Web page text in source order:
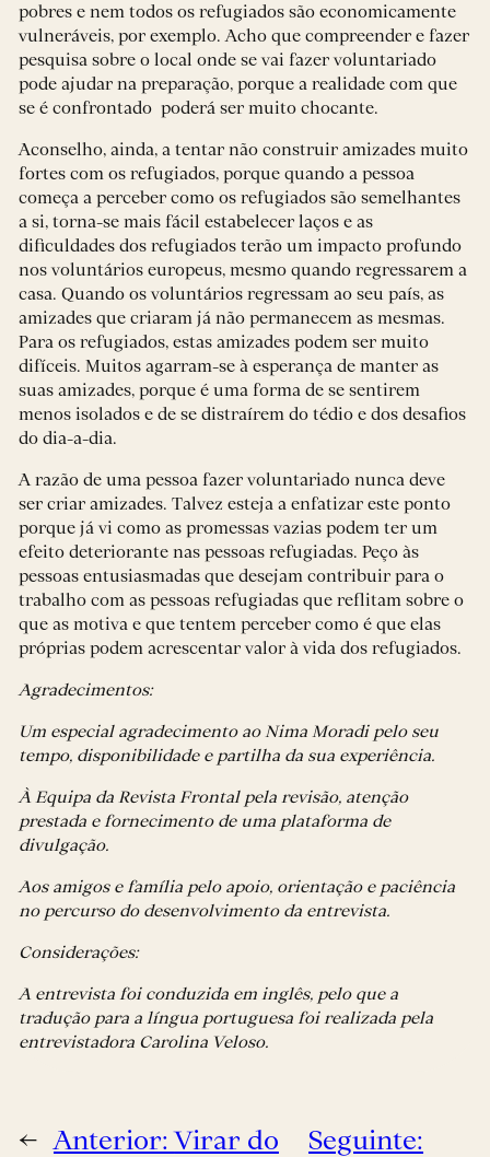
pobres e nem todos os refugiados são economicamente
vulneráveis, por exemplo. Acho que compreender e fazer
pesquisa sobre o local onde se vai fazer voluntariado
pode ajudar na preparação, porque a realidade com que
se é confrontado poderá ser muito chocante.
Aconselho, ainda, a tentar não construir amizades muito
fortes com os refugiados, porque quando a pessoa
começa a perceber como os refugiados são semelhantes
a si, torna-se mais fácil estabelecer laços e as
dificuldades dos refugiados terão um impacto profundo
nos voluntários europeus, mesmo quando regressarem a
casa. Quando os voluntários regressam ao seu país, as
amizades que criaram já não permanecem as mesmas.
Para os refugiados, estas amizades podem ser muito
difíceis. Muitos agarram-se à esperança de manter as
suas amizades, porque é uma forma de se sentirem
menos isolados e de se distraírem do tédio e dos desafios
do dia-a-dia.
A razão de uma pessoa fazer voluntariado nunca deve
ser criar amizades. Talvez esteja a enfatizar este ponto
porque já vi como as promessas vazias podem ter um
efeito deteriorante nas pessoas refugiadas. Peço às
pessoas entusiasmadas que desejam contribuir para o
trabalho com as pessoas refugiadas que reflitam sobre o
que as motiva e que tentem perceber como é que elas
próprias podem acrescentar valor à vida dos refugiados.
Agradecimentos:
Um especial agradecimento ao Nima Moradi pelo seu
tempo, disponibilidade e partilha da sua experiência.
À Equipa da Revista Frontal pela revisão, atenção
prestada e fornecimento de uma plataforma de
divulgação.
Aos amigos e família pelo apoio, orientação e paciência
no percurso do desenvolvimento da entrevista.
Considerações:
A entrevista foi conduzida em inglês, pelo que a
tradução para a língua portuguesa foi realizada pela
entrevistadora Carolina Veloso.
← Anterior:Virar do
Seguinte: